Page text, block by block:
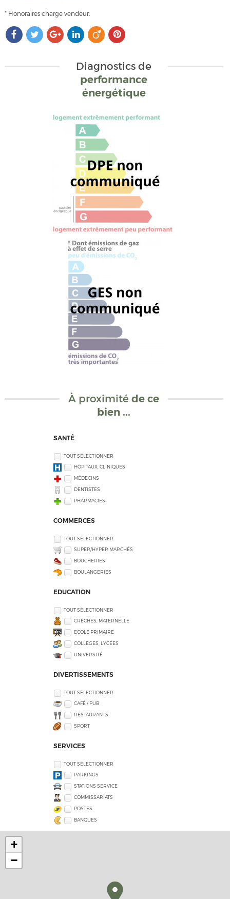
* Honoraires charge vendeur.
Diagnostics de
performance
énergétique
À proximitéde ce
bien ...
SANTÉ
TOUT SÉLECTIONNER
HÔPITAUX, CLINIQUES
MÉDECINS
DENTISTES
PHARMACIES
COMMERCES
TOUT SÉLECTIONNER
SUPER/HYPER MARCHÉS
BOUCHERIES
BOULANGERIES
EDUCATION
TOUT SÉLECTIONNER
CRÈCHES, MATERNELLE
ECOLE PRIMAIRE
COLLÈGES, LYCÉES
UNIVERSITÉ
DIVERTISSEMENTS
TOUT SÉLECTIONNER
CAFÉ / PUB
RESTAURANTS
SPORT
SERVICES
TOUT SÉLECTIONNER
PARKINGS
STATIONS SERVICE
COMMISSARIATS
POSTES
BANQUES
+
−